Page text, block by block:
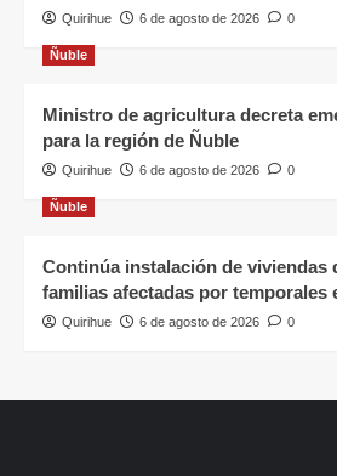
Quirihue 6 de agosto de 2026 0
Ñuble
Ministro de agricultura decreta
para la región de Ñuble
Quirihue 6 de agosto de 2026 0
Ñuble
Continúa instalación de viviendas
familias afectadas por temporales
Quirihue 6 de agosto de 2026 0